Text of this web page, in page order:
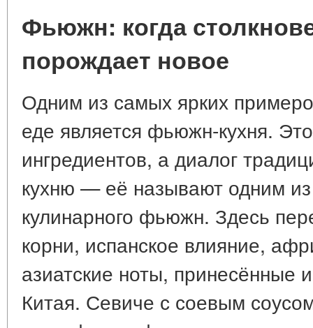
Фьюжн: когда
порождает новое
Одним из самых ярких
еде является фьюжн-кухня.
ингредиентов, а диалог
кухню — её называют одним
кулинарного фьюжн. Здесь
корни, испанское влияние,
азиатские ноты, принесённые
Китая. Севиче с соевым